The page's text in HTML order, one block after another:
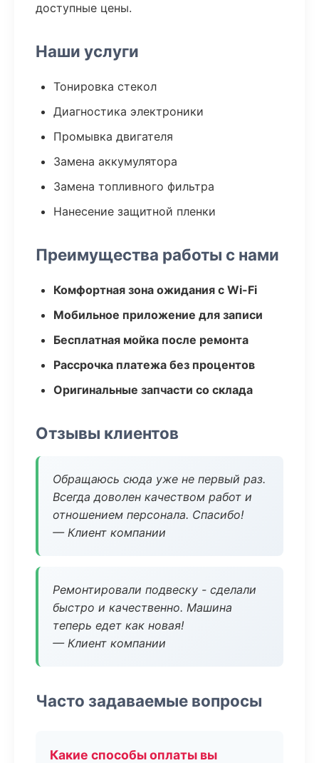
доступные цены.
Наши услуги
Тонировка стекол
Диагностика электроники
Промывка двигателя
Замена аккумулятора
Замена топливного фильтра
Нанесение защитной пленки
Преимущества работы с нами
Комфортная зона ожидания с Wi-Fi
Мобильное приложение для записи
Бесплатная мойка после ремонта
Рассрочка платежа без процентов
Оригинальные запчасти со склада
Отзывы клиентов
Обращаюсь сюда уже не первый раз.
Всегда доволен качеством работ и
отношением персонала. Спасибо!
— Клиент компании
Ремонтировали подвеску - сделали
быстро и качественно. Машина
теперь едет как новая!
— Клиент компании
Часто задаваемые вопросы
Какие способы оплаты вы